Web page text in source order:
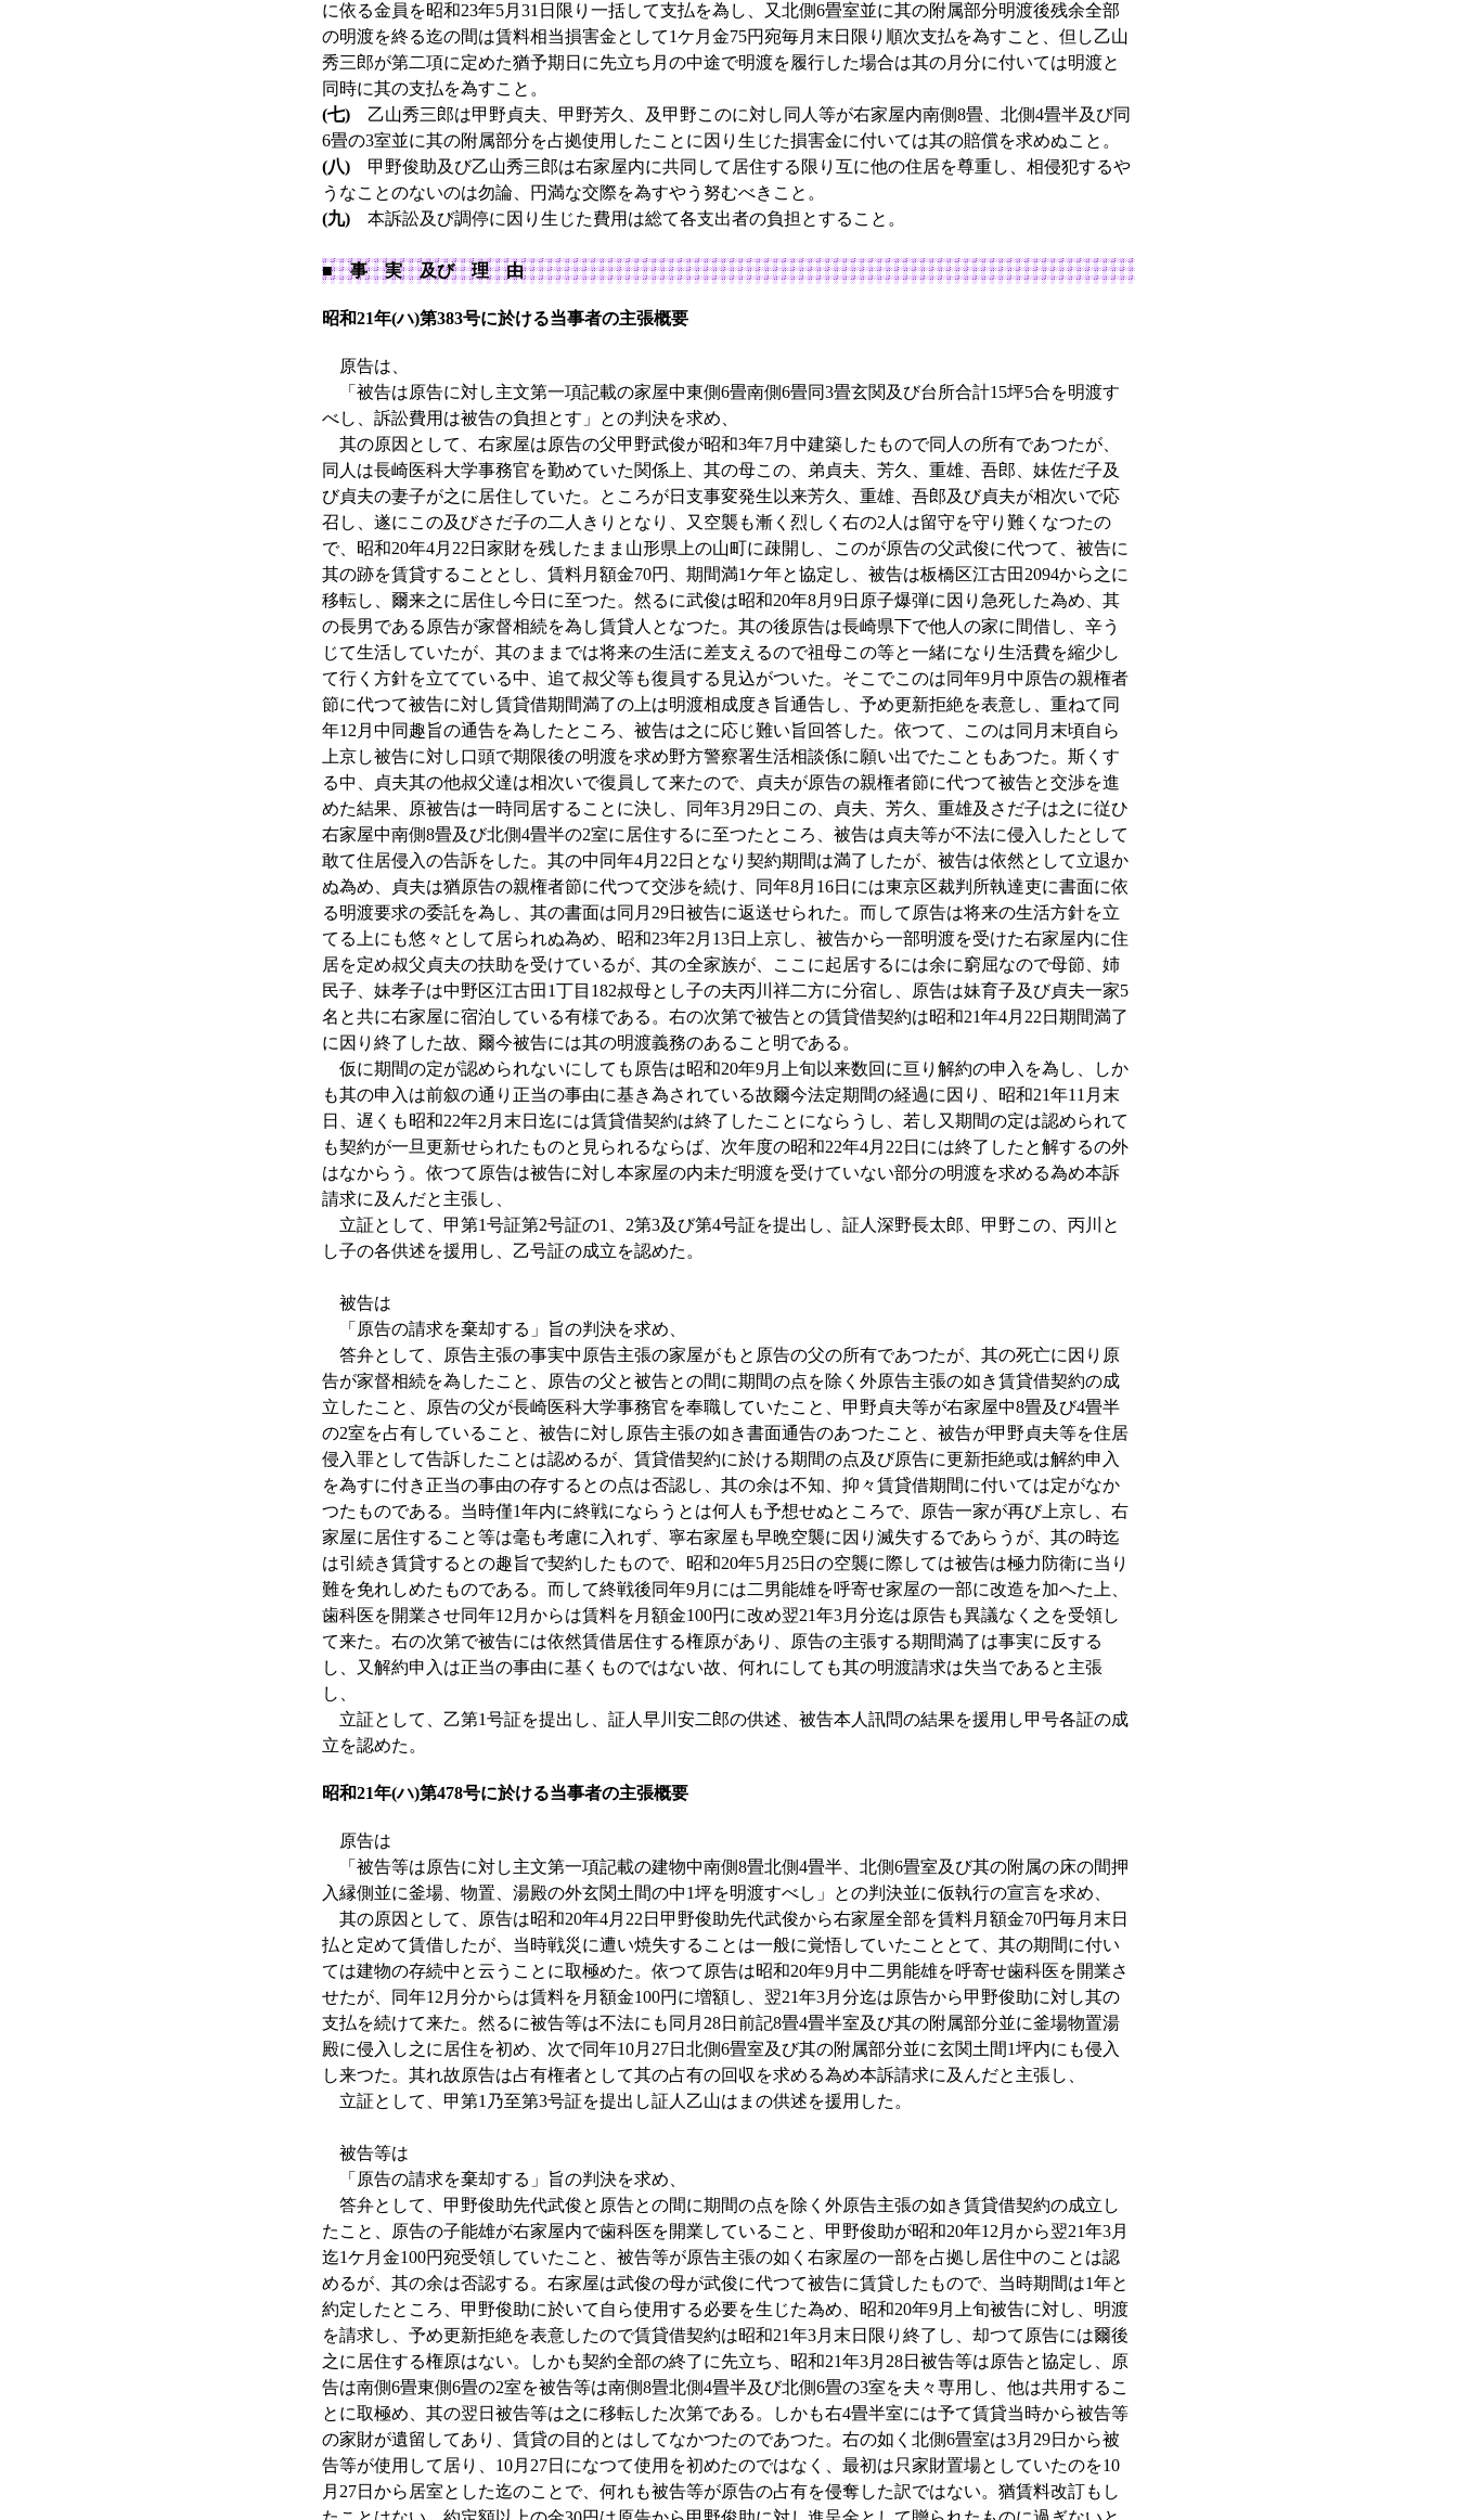
に依る金員を昭和23年5月31日限り一括して支払を為し、又北側6畳室並に其の附属部分明渡後残余全部
の明渡を終る迄の間は賃料相当損害金として1ケ月金75円宛毎月末日限り順次支払を為すこと、但し乙山
秀三郎が第二項に定めた猶予期日に先立ち月の中途で明渡を履行した場合は其の月分に付いては明渡と
同時に其の支払を為すこと。
(七) 乙山秀三郎は甲野貞夫、甲野芳久、及甲野このに対し同人等が右家屋内南側8畳、北側4畳半及び同
6畳の3室並に其の附属部分を占拠使用したことに因り生じた損害金に付いては其の賠償を求めぬこと。
(八) 甲野俊助及び乙山秀三郎は右家屋内に共同して居住する限り互に他の住居を尊重し、相侵犯するや
うなことのないのは勿論、円満な交際を為すやう努むべきこと。
(九) 本訴訟及び調停に因り生じた費用は総て各支出者の負担とすること。
■ 事 実 及び 理 由
昭和21年(ハ)第383号に於ける当事者の主張概要
原告は、
「被告は原告に対し主文第一項記載の家屋中東側6畳南側6畳同3畳玄関及び台所合計15坪5合を明渡す
べし、訴訟費用は被告の負担とす」との判決を求め、
其の原因として、右家屋は原告の父甲野武俊が昭和3年7月中建築したもので同人の所有であつたが、
同人は長崎医科大学事務官を勤めていた関係上、其の母この、弟貞夫、芳久、重雄、吾郎、妹佐だ子及
び貞夫の妻子が之に居住していた。ところが日支事変発生以来芳久、重雄、吾郎及び貞夫が相次いで応
召し、遂にこの及びさだ子の二人きりとなり、又空襲も漸く烈しく右の2人は留守を守り難くなつたの
で、昭和20年4月22日家財を残したまま山形県上の山町に疎開し、このが原告の父武俊に代つて、被告に
其の跡を賃貸することとし、賃料月額金70円、期間満1ケ年と協定し、被告は板橋区江古田2094から之に
移転し、爾来之に居住し今日に至つた。然るに武俊は昭和20年8月9日原子爆弾に因り急死した為め、其
の長男である原告が家督相続を為し賃貸人となつた。其の後原告は長崎県下で他人の家に間借し、辛う
じて生活していたが、其のままでは将来の生活に差支えるので祖母この等と一緒になり生活費を縮少し
て行く方針を立てている中、追て叔父等も復員する見込がついた。そこでこのは同年9月中原告の親権者
節に代つて被告に対し賃貸借期間満了の上は明渡相成度き旨通告し、予め更新拒絶を表意し、重ねて同
年12月中同趣旨の通告を為したところ、被告は之に応じ難い旨回答した。依つて、このは同月末頃自ら
上京し被告に対し口頭で期限後の明渡を求め野方警察署生活相談係に願い出でたこともあつた。斯くす
る中、貞夫其の他叔父達は相次いで復員して来たので、貞夫が原告の親権者節に代つて被告と交渉を進
めた結果、原被告は一時同居することに決し、同年3月29日この、貞夫、芳久、重雄及さだ子は之に従ひ
右家屋中南側8畳及び北側4畳半の2室に居住するに至つたところ、被告は貞夫等が不法に侵入したとして
敢て住居侵入の告訴をした。其の中同年4月22日となり契約期間は満了したが、被告は依然として立退か
ぬ為め、貞夫は猶原告の親権者節に代つて交渉を続け、同年8月16日には東京区裁判所執達吏に書面に依
る明渡要求の委託を為し、其の書面は同月29日被告に返送せられた。而して原告は将来の生活方針を立
てる上にも悠々として居られぬ為め、昭和23年2月13日上京し、被告から一部明渡を受けた右家屋内に住
居を定め叔父貞夫の扶助を受けているが、其の全家族が、ここに起居するには余に窮屈なので母節、姉
民子、妹孝子は中野区江古田1丁目182叔母とし子の夫丙川祥二方に分宿し、原告は妹育子及び貞夫一家5
名と共に右家屋に宿泊している有様である。右の次第で被告との賃貸借契約は昭和21年4月22日期間満了
に因り終了した故、爾今被告には其の明渡義務のあること明である。
仮に期間の定が認められないにしても原告は昭和20年9月上旬以来数回に亘り解約の申入を為し、しか
も其の申入は前叙の通り正当の事由に基き為されている故爾今法定期間の経過に因り、昭和21年11月末
日、遅くも昭和22年2月末日迄には賃貸借契約は終了したことにならうし、若し又期間の定は認められて
も契約が一旦更新せられたものと見られるならば、次年度の昭和22年4月22日には終了したと解するの外
はなからう。依つて原告は被告に対し本家屋の内未だ明渡を受けていない部分の明渡を求める為め本訴
請求に及んだと主張し、
立証として、甲第1号証第2号証の1、2第3及び第4号証を提出し、証人深野長太郎、甲野この、丙川と
し子の各供述を援用し、乙号証の成立を認めた。
被告は
「原告の請求を棄却する」旨の判決を求め、
答弁として、原告主張の事実中原告主張の家屋がもと原告の父の所有であつたが、其の死亡に因り原
告が家督相続を為したこと、原告の父と被告との間に期間の点を除く外原告主張の如き賃貸借契約の成
立したこと、原告の父が長崎医科大学事務官を奉職していたこと、甲野貞夫等が右家屋中8畳及び4畳半
の2室を占有していること、被告に対し原告主張の如き書面通告のあつたこと、被告が甲野貞夫等を住居
侵入罪として告訴したことは認めるが、賃貸借契約に於ける期間の点及び原告に更新拒絶或は解約申入
を為すに付き正当の事由の存するとの点は否認し、其の余は不知、抑々賃貸借期間に付いては定がなか
つたものである。当時僅1年内に終戦にならうとは何人も予想せぬところで、原告一家が再び上京し、右
家屋に居住すること等は毫も考慮に入れず、寧右家屋も早晩空襲に因り滅失するであらうが、其の時迄
は引続き賃貸するとの趣旨で契約したもので、昭和20年5月25日の空襲に際しては被告は極力防衛に当り
難を免れしめたものである。而して終戦後同年9月には二男能雄を呼寄せ家屋の一部に改造を加へた上、
歯科医を開業させ同年12月からは賃料を月額金100円に改め翌21年3月分迄は原告も異議なく之を受領し
て来た。右の次第で被告には依然賃借居住する権原があり、原告の主張する期間満了は事実に反する
し、又解約申入は正当の事由に基くものではない故、何れにしても其の明渡請求は失当であると主張
し、
立証として、乙第1号証を提出し、証人早川安二郎の供述、被告本人訊問の結果を援用し甲号各証の成
立を認めた。
昭和21年(ハ)第478号に於ける当事者の主張概要
原告は
「被告等は原告に対し主文第一項記載の建物中南側8畳北側4畳半、北側6畳室及び其の附属の床の間押
入縁側並に釜場、物置、湯殿の外玄関土間の中1坪を明渡すべし」との判決並に仮執行の宣言を求め、
其の原因として、原告は昭和20年4月22日甲野俊助先代武俊から右家屋全部を賃料月額金70円毎月末日
払と定めて賃借したが、当時戦災に遭い焼失することは一般に覚悟していたこととて、其の期間に付い
ては建物の存続中と云うことに取極めた。依つて原告は昭和20年9月中二男能雄を呼寄せ歯科医を開業さ
せたが、同年12月分からは賃料を月額金100円に増額し、翌21年3月分迄は原告から甲野俊助に対し其の
支払を続けて来た。然るに被告等は不法にも同月28日前記8畳4畳半室及び其の附属部分並に釜場物置湯
殿に侵入し之に居住を初め、次で同年10月27日北側6畳室及び其の附属部分並に玄関土間1坪内にも侵入
し来つた。其れ故原告は占有権者として其の占有の回収を求める為め本訴請求に及んだと主張し、
立証として、甲第1乃至第3号証を提出し証人乙山はまの供述を援用した。
被告等は
「原告の請求を棄却する」旨の判決を求め、
答弁として、甲野俊助先代武俊と原告との間に期間の点を除く外原告主張の如き賃貸借契約の成立し
たこと、原告の子能雄が右家屋内で歯科医を開業していること、甲野俊助が昭和20年12月から翌21年3月
迄1ケ月金100円宛受領していたこと、被告等が原告主張の如く右家屋の一部を占拠し居住中のことは認
めるが、其の余は否認する。右家屋は武俊の母が武俊に代つて被告に賃貸したもので、当時期間は1年と
約定したところ、甲野俊助に於いて自ら使用する必要を生じた為め、昭和20年9月上旬被告に対し、明渡
を請求し、予め更新拒絶を表意したので賃貸借契約は昭和21年3月末日限り終了し、却つて原告には爾後
之に居住する権原はない。しかも契約全部の終了に先立ち、昭和21年3月28日被告等は原告と協定し、原
告は南側6畳東側6畳の2室を被告等は南側8畳北側4畳半及び北側6畳の3室を夫々専用し、他は共用するこ
とに取極め、其の翌日被告等は之に移転した次第である。しかも右4畳半室には予て賃貸当時から被告等
の家財が遺留してあり、賃貸の目的とはしてなかつたのであつた。右の如く北側6畳室は3月29日から被
告等が使用して居り、10月27日になつて使用を初めたのではなく、最初は只家財置場としていたのを10
月27日から居室とした迄のことで、何れも被告等が原告の占有を侵奪した訳ではない。猶賃料改訂もし